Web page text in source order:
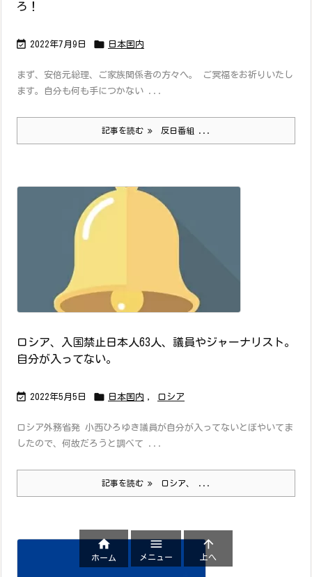
ろ！
 2022年7月9日  日本国内
まず、安倍元総理、ご家族関係者の方々へ。 ご冥福をお祈りいたし
ます。自分も何も手につかない ...
記事を読む 反日番組 ...
ロシア、入国禁止日本人63人、議員やジャーナリスト。
自分が入ってない。
 2022年5月5日  日本国内 , ロシア
ロシア外務省発 小西ひろゆき議員が自分が入ってないとぼやいてま
したので、何故だろうと調べて ...
記事を読む ロシア、 ...

ホーム

メニュー

上へ